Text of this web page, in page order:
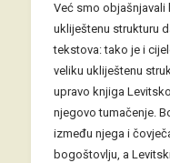
Već smo
ukliještenu strukturu
tekstova: tako je i
veliku ukliještenu
upravo knjiga
njegovo tumačenje.
između njega i
bogoštovlju, a